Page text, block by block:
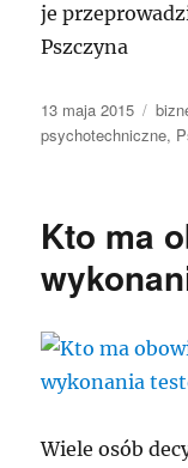
je
Pszczyna
Data
publikacji
13 maja 2015
psychotechniczne,
Kto ma
Wiele osób